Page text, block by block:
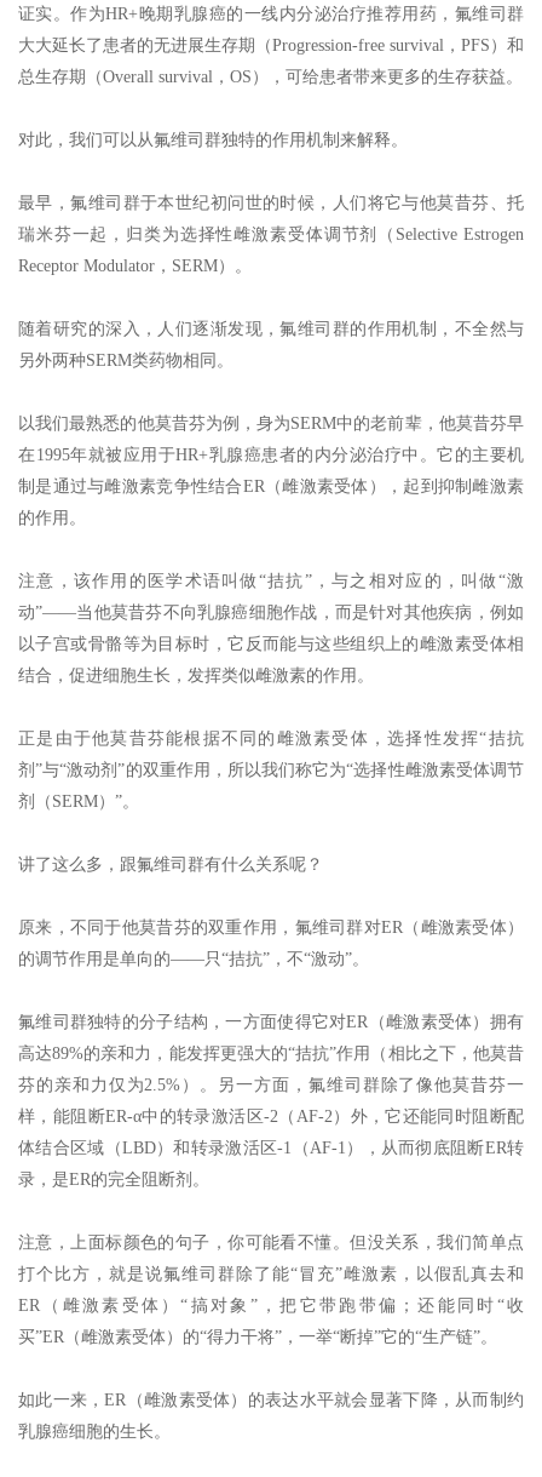
证实。作为HR+晚期乳腺癌的一线内分泌治疗推荐用药，氟维司群
大大延长了患者的无进展生存期（Progression-free survival，PFS）和
总生存期（Overall survival，OS），可给患者带来更多的生存获益。
对此，我们可以从氟维司群独特的作用机制来解释。
最早，氟维司群于本世纪初问世的时候，人们将它与他莫昔芬、托
瑞米芬一起，归类为选择性雌激素受体调节剂（Selective Estrogen
Receptor Modulator，SERM）。
随着研究的深入，人们逐渐发现，氟维司群的作用机制，不全然与
另外两种SERM类药物相同。
以我们最熟悉的他莫昔芬为例，身为SERM中的老前辈，他莫昔芬早
在1995年就被应用于HR+乳腺癌患者的内分泌治疗中。它的主要机
制是通过与雌激素竞争性结合ER（雌激素受体），起到抑制雌激素
的作用。
注意，该作用的医学术语叫做“拮抗”，与之相对应的，叫做“激
动”——当他莫昔芬不向乳腺癌细胞作战，而是针对其他疾病，例如
以子宫或骨骼等为目标时，它反而能与这些组织上的雌激素受体相
结合，促进细胞生长，发挥类似雌激素的作用。
正是由于他莫昔芬能根据不同的雌激素受体，选择性发挥“拮抗
剂”与“激动剂”的双重作用，所以我们称它为“选择性雌激素受体调节
剂（SERM）”。
讲了这么多，跟氟维司群有什么关系呢？
原来，不同于他莫昔芬的双重作用，氟维司群对ER（雌激素受体）
的调节作用是单向的——只“拮抗”，不“激动”。
氟维司群独特的分子结构，一方面使得它对ER（雌激素受体）拥有
高达89%的亲和力，能发挥更强大的“拮抗”作用（相比之下，他莫昔
芬的亲和力仅为2.5%）。另一方面，氟维司群除了像他莫昔芬一
样，能阻断ER-α中的转录激活区-2（AF-2）外，它还能同时阻断配
体结合区域（LBD）和转录激活区-1（AF-1），从而彻底阻断ER转
录，是ER的完全阻断剂。
注意，上面标颜色的句子，你可能看不懂。但没关系，我们简单点
打个比方，就是说氟维司群除了能“冒充”雌激素，以假乱真去和
ER（雌激素受体）“搞对象”，把它带跑带偏；还能同时“收
买”ER（雌激素受体）的“得力干将”，一举“断掉”它的“生产链”。
如此一来，ER（雌激素受体）的表达水平就会显著下降，从而制约
乳腺癌细胞的生长。